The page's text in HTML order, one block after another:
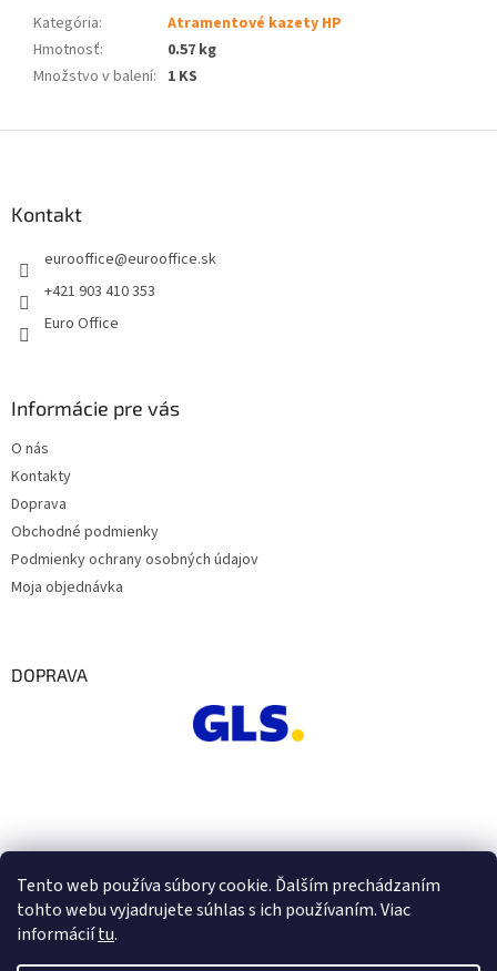
Tento web používa súbory cookie. Ďalším prechádzaním
tohto webu vyjadrujete súhlas s ich používaním. Viac
informáciítu.
Kategória:
Atramentové kazety HP
Hmotnosť:
0.57 kg
Množstvo v balení: 1 KS
Kontakt
eurooffice@eurooffice.sk
+421 903 410 353
Euro Office
Informácie pre vás
O nás
Kontakty
Doprava
Obchodné podmienky
Podmienky ochrany osobných údajov
Moja objednávka
DOPRAVA